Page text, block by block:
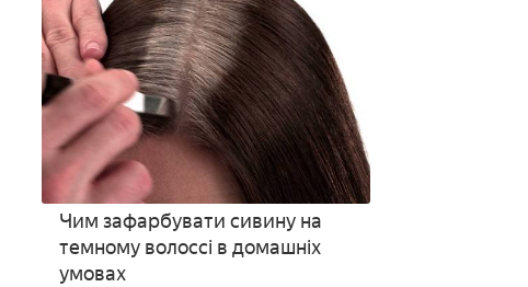
Чим зафарбувати сивину на
темному волоссі в домашніх
умовах